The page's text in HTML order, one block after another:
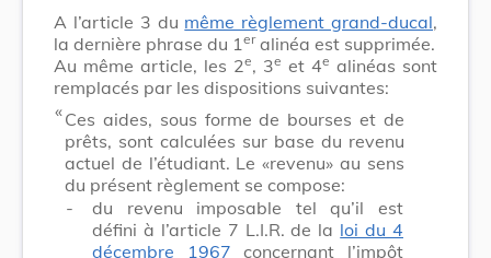
A l’article 3 du même règlement grand-ducal,
la dernière phrase du 1 eralinéa est supprimée.
Au même article, les 2e, 3e et 4e alinéas sont
remplacés par les dispositions suivantes:
​ «Ces aides, sous forme de bourses et de
prêts, sont calculées sur base du revenu
actuel de l’étudiant. Le «revenu» au sens
du présent règlement se compose:
-
du revenu imposable tel qu’il est
défini à l’article 7 L.I.R. de la loi du 4
décembre 1967 concernant l’impôt